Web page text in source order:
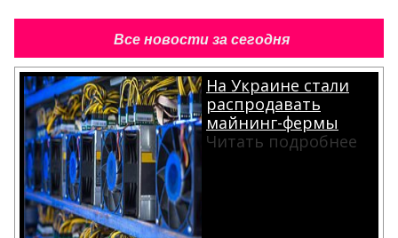
Все новости за сегодня
На Украине стали
распродавать
майнинг-фермы
Читать подробнее